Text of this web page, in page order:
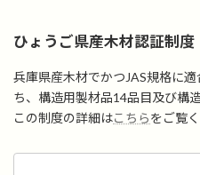
ひょうご県産木材認証制度
兵庫県産木材でかつJAS規格に
ち、構造用製材品14品目及び構
この制度の詳細はこちらをご覧く